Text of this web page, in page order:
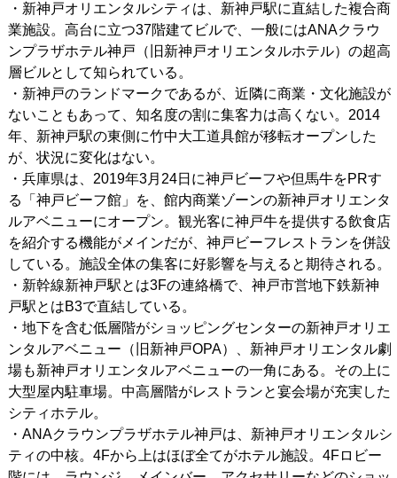
・新神戸オリエンタルシティは、新神戸駅に直結した複合商
業施設。高台に立つ37階建てビルで、一般にはANAクラウ
ンプラザホテル神戸（旧新神戸オリエンタルホテル）の超高
層ビルとして知られている。
・新神戸のランドマークであるが、近隣に商業・文化施設が
ないこともあって、知名度の割に集客力は高くない。2014
年、新神戸駅の東側に竹中大工道具館が移転オープンした
が、状況に変化はない。
・兵庫県は、2019年3月24日に神戸ビーフや但馬牛をPRす
る「神戸ビーフ館」を、館内商業ゾーンの新神戸オリエンタ
ルアベニューにオープン。観光客に神戸牛を提供する飲食店
を紹介する機能がメインだが、神戸ビーフレストランを併設
している。施設全体の集客に好影響を与えると期待される。
・新幹線新神戸駅とは3Fの連絡橋で、神戸市営地下鉄新神
戸駅とはB3で直結している。
・地下を含む低層階がショッピングセンターの新神戸オリエ
ンタルアベニュー（旧新神戸OPA）、新神戸オリエンタル劇
場も新神戸オリエンタルアベニューの一角にある。その上に
大型屋内駐車場。中高層階がレストランと宴会場が充実した
シティホテル。
・ANAクラウンプラザホテル神戸は、新神戸オリエンタルシ
ティの中核。4Fから上はほぼ全てがホテル施設。4Fロビー